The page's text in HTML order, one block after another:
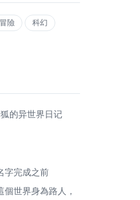
冒險 科幻
的异世界日记
字完成之前
世界身為路人，